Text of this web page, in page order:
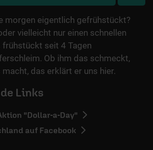
morgen eigentlich gefrühstückt?
vielleicht nur einen schnellen
frühstückt seit 4 Tagen
Ob ihm das schmeckt,
das erklärt er uns hier.
Links
"Dollar-a-Day"
auf Facebook